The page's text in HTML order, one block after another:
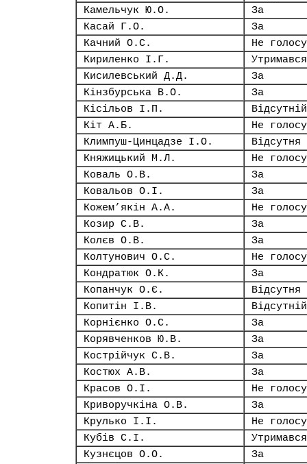
Камельчук Ю.О.
За
Касай Г.О.
За
Качний О.С.
Не
Кириленко І.Г.
Утримався
Кисилевський Д.Д.
За
Кінзбурська В.О.
За
Кісільов І.П.
Відсутній
Кіт А.Б.
Не
Климпуш-Цинцадзе І.О.
Відсутня
Княжицький М.Л.
Не
Коваль О.В.
За
Ковальов О.І.
За
Кожем’якін А.А.
Не
Козир С.В.
За
Колєв О.В.
За
Колтунович О.С.
Не
Кондратюк О.К.
За
Копанчук О.Є.
Відсутня
Копитін І.В.
Відсутній
Корнієнко О.С.
За
Корявченков Ю.В.
За
Кострійчук С.В.
За
Костюх А.В.
За
Красов О.І.
Не
Криворучкіна О.В.
За
Крулько І.І.
Не
Кубів С.І.
Утримався
Кузнєцов О.О.
За